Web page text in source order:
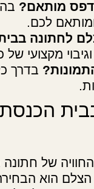
מותאם?
לכם.
לחתונה
מקצועי של
בדרך
של
הוא הבחירה